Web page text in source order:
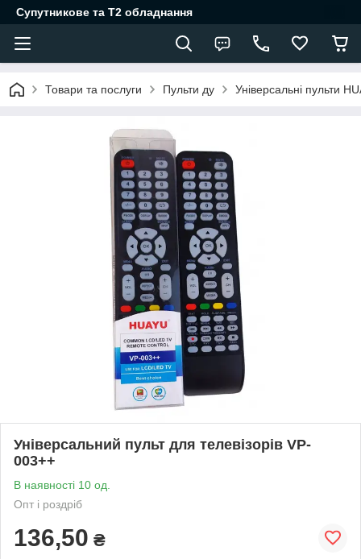
Супутникове та Т2 обладнання
Товари та послуги Пульти ду Універсальні пульти
Універсальний пульт для телевізорів VP-
003++
В наявності 10 од.
Опт і роздріб
136,50 ₴